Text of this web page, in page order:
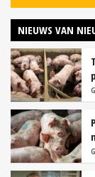
NIEUWS VAN